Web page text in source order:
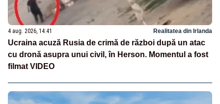
4 aug. 2026, 14:41 Realitatea din Irlanda
Ucraina acuză Rusia de crimă de război după un atac
cu dronă asupra unui civil, în Herson. Momentul a fost
filmat VIDEO